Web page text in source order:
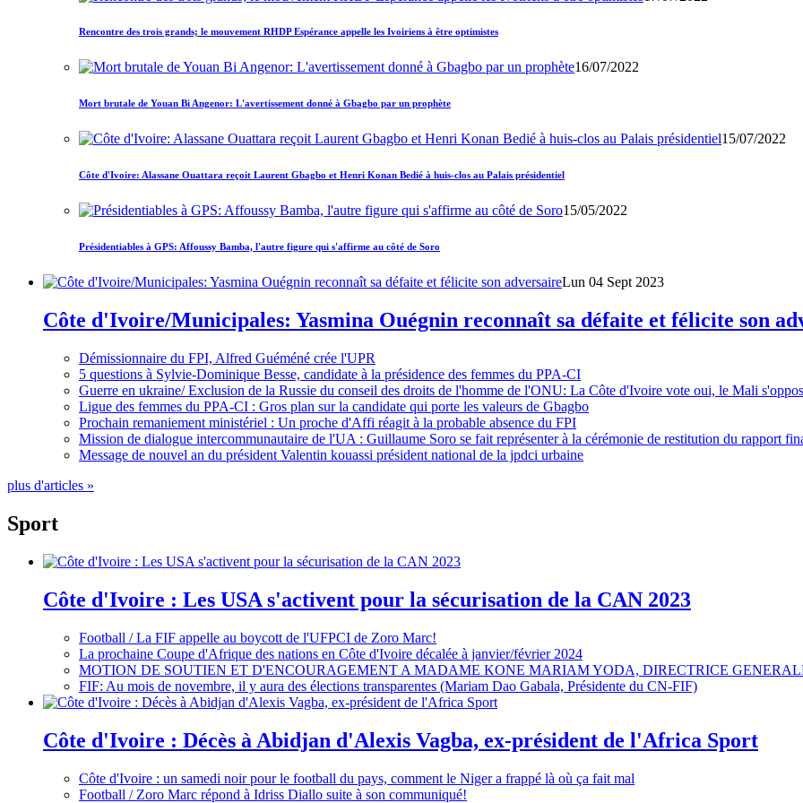
Rencontre des trois grands; le mouvement RHDP Espérance appelle les Ivoiriens à être optimistes
16/07/2022
Mort brutale de Youan Bi Angenor: L'avertissement donné à Gbagbo par un prophète
15/07/2022
Côte d'Ivoire: Alassane Ouattara reçoit Laurent Gbagbo et Henri Konan Bedié à huis-clos au Palais présidentiel
15/05/2022
Présidentiables à GPS: Affoussy Bamba, l'autre figure qui s'affirme au côté de Soro
Lun 04 Sept 2023
Côte d'Ivoire/Municipales: Yasmina Ouégnin reconnaît sa défaite et félicite son
Démissionnaire du FPI, Alfred Guéméné crée l'UPR
5 questions à Sylvie-Dominique Besse, candidate à la présidence des femmes du PPA-CI
Guerre en ukraine/ Exclusion de la Russie du conseil des droits de l'homme de l'ONU: La Côte d'Ivoire vote oui, le Mali
Ligue des femmes du PPA-CI : Gros plan sur la candidate qui porte les valeurs de Gbagbo
Prochain remaniement ministériel : Un proche d'Affi réagit à la probable absence du FPI
Mission de dialogue intercommunautaire de l'UA : Guillaume Soro se fait représenter à la cérémonie de restitution du rapport
Message de nouvel an du président Valentin kouassi président national de la jpdci urbaine
plus d'articles »
Sport
Côte d'Ivoire : Les USA s'activent pour la sécurisation de la CAN 2023
Football / La FIF appelle au boycott de l'UFPCI de Zoro Marc!
La prochaine Coupe d'Afrique des nations en Côte d'Ivoire décalée à janvier/février 2024
MOTION DE SOUTIEN ET D'ENCOURAGEMENT A MADAME KONE MARIAM YODA, DIRECTRICE
FIF: Au mois de novembre, il y aura des élections transparentes (Mariam Dao Gabala, Présidente du CN-FIF)
Côte d'Ivoire : Décès à Abidjan d'Alexis Vagba, ex-président de l'Africa Sport
Côte d'Ivoire : un samedi noir pour le football du pays, comment le Niger a frappé là où ça fait mal
Football / Zoro Marc répond à Idriss Diallo suite à son communiqué!